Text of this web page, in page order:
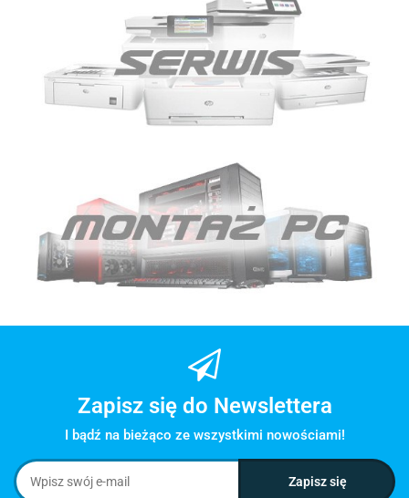
Zapisz się do Newslettera
I bądź na bieżąco ze wszystkimi nowościami!